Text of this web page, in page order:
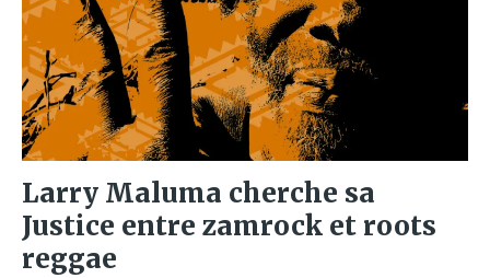
Larry Maluma cherche sa
Justice entre zamrock et roots
reggae